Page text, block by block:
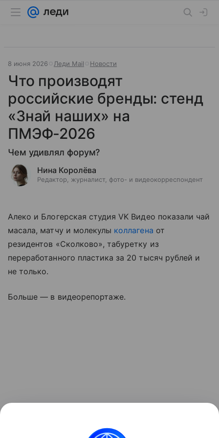
8 июня 2026 Леди Mail Новости
Что производят
российские бренды: стенд
«Знай наших» на
ПМЭФ-2026
Чем удивлял форум?
Нина Королёва
Редактор, журналист, фото- и видеокорреспондент
Алеко и Блогерская студия VK Видео показали чай
масала, матчу и молекулы коллагена от
резидентов «Сколково», табуретку из
переработанного пластика за 20 тысяч рублей и
не только.
Больше — в видеорепортаже.